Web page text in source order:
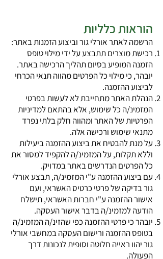
הוראות כלליות
הרשמה לאתר אורלי גור וביצוע הזמנות באתר:
רכישת מוצרים תתבצע על ידי מילוי טופס
הזמנה המופיע בסיום תהליך הרכישה באתר.
יובהר, כי מילוי כל הפרטים מהווה תנאי הכרחי
לביצוע ההזמנה.
הנהלת האתר מתחייבת לא לעשות בפרטי
המזמינ/ה כל שימוש, אלא בהתאם למדיניות
הפרטיות של האתר ומהווה חלק בלתי נפרד
מתנאי שימוש ורכישה אלה.
על מנת להבטיח את ביצוע ההזמנה ביעילות
וללא תקלות, על המזמינ/ה להקפיד למסור את
כל הפרטים הנדרשים באתר במדויק.
עם ביצוע ההזמנה ע"י המזמינ/ה, תבצע אורלי
גור בדיקה של פרטי כרטיס האשראי, ועם
אישור ההזמנה ע"י חברות האשראי, תישלח
הודעה למזמינ/ה בדבר אישור העסקה.
יובהר כי פרטי ההזמנה כפי שהזינ/ה המזמינ/ה
בטופס ההזמנה ורישום העסקה במחשבי אורלי
גור יהוו ראייה חלוטה וסופית לנכונות דרך
הפעולה.